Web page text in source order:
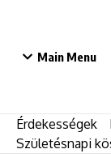
Main Menu
Érdekességek
Születésnapi